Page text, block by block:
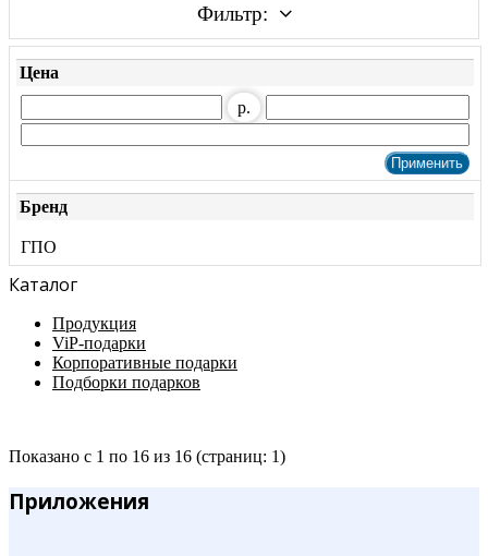
Фильтр:
Цена
р.
Бренд
ГПO
Каталог
Продукция
ViP-подарки
Корпоративные подарки
Подборки подарков
Показано с 1 по 16 из 16 (страниц: 1)
Приложения